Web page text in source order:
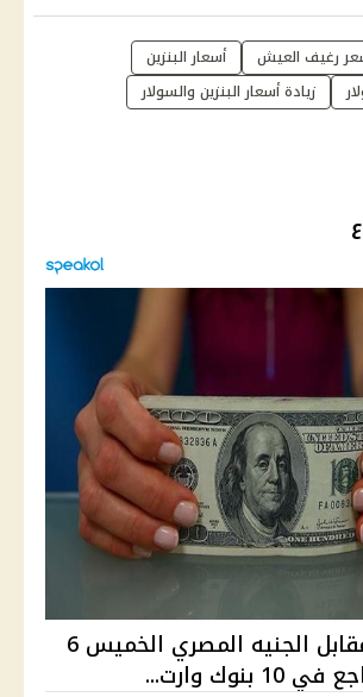
رغيف العيش
أسعار البنزين
زيادة أسعار البنزين والسولار
سعر الدولار مقابل الجنيه المصري الخميس 6
وارت...